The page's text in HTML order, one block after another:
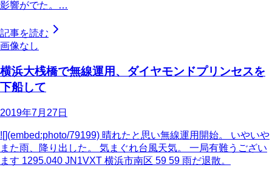
影響がでた。…
記事を読む
画像なし
横浜大桟橋で無線運用、ダイヤモンドプリンセスを
下船して
2019年7月27日
![](embed:photo/79199) 晴れたと思い無線運用開始。 いやいや
また雨、降り出した。 気まぐれ台風天気。 一局有難うござい
ます 1295.040 JN1VXT 横浜市南区 59 59 雨だ退散。